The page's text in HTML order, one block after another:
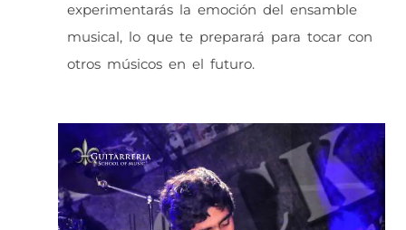
experimentarás la emoción del ensamble
musical, lo que te preparará para tocar con
otros músicos en el futuro.